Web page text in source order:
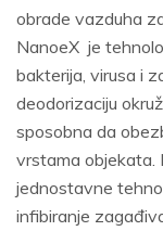
obrade vazduha
NanoeX je
bakterija, virusa i
deodorizaciju
sposobna da
vrstama objekata.
jednostavne
infibiranje